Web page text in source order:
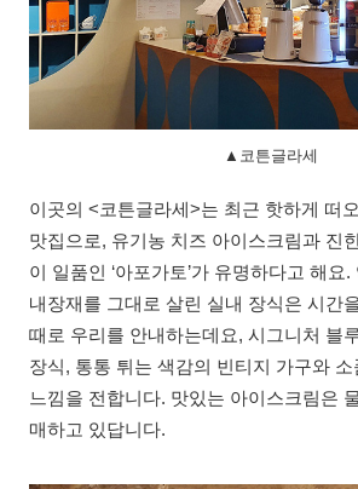
▲코튼글라세
이곳의 <코튼글라세>는 최근 핫하게 떠
맛집으로, 유기농 치즈 아이스크림과 진
이 일품인 ‘아포가토’가 유명하다고 해요
내장재를 그대로 살린 실내 장식은 시간
때로 우리를 안내하는데요, 시그니처 블
장식, 통통 튀는 색감의 빈티지 가구와
느낌을 전합니다. 맛있는 아이스크림은
매하고 있답니다.